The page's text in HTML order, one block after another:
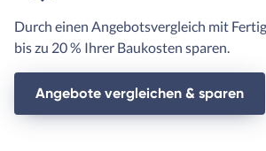
Durch einen Angebotsvergleich mit
bis zu 20 % Ihrer Baukosten sparen.
Angebote vergleichen & sparen